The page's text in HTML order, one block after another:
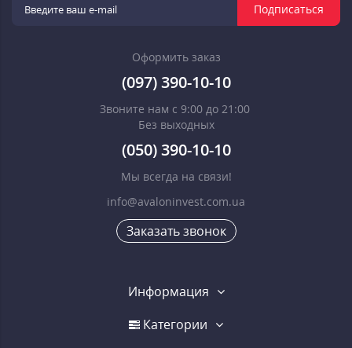
Подписаться
Оформить заказ
(097) 390-10-10
Звоните нам с 9:00 до 21:00
Без выходных
(050) 390-10-10
Мы всегда на связи!
info@avaloninvest.com.ua
Заказать звонок
Информация
Категории